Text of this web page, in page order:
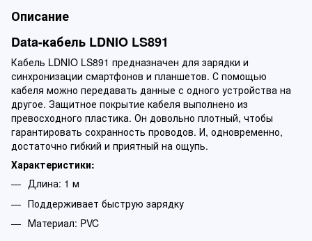
Описание
Data-кабель LDNIO LS891
Кабель LDNIO LS891 предназначен для зарядки и
синхронизации смартфонов и планшетов. С помощью
кабеля можно передавать данные с одного устройства на
другое. Защитное покрытие кабеля выполнено из
превосходного пластика. Он довольно плотный, чтобы
гарантировать сохранность проводов. И, одновременно,
достаточно гибкий и приятный на ощупь.
Характеристики:
Длина: 1 м
Поддерживает быструю зарядку
Материал: PVC